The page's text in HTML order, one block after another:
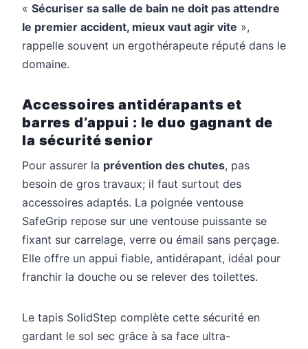
« Sécuriser sa salle de bain ne doit pas attendre
le premier accident, mieux vaut agir vite »,
rappelle souvent un ergothérapeute réputé dans le
domaine.
Accessoires antidérapants et
barres d’appui : le duo gagnant de
la sécurité senior
Pour assurer la prévention des chutes, pas
besoin de gros travaux; il faut surtout des
accessoires adaptés. La poignée ventouse
SafeGrip repose sur une ventouse puissante se
fixant sur carrelage, verre ou émail sans perçage.
Elle offre un appui fiable, antidérapant, idéal pour
franchir la douche ou se relever des toilettes.
Le tapis SolidStep complète cette sécurité en
gardant le sol sec grâce à sa face ultra-